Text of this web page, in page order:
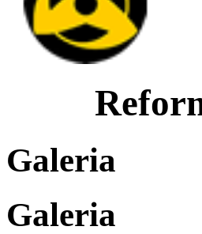
Galeria
Galeria